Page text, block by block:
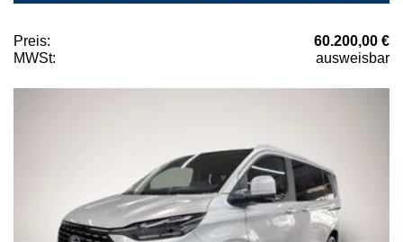
Preis:
60.200,00 €
MWSt:
ausweisbar